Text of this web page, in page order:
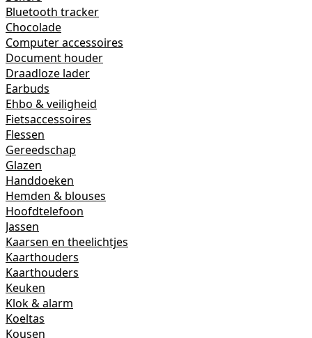
Bluetooth tracker
Chocolade
Computer accessoires
Document houder
Draadloze lader
Earbuds
Ehbo & veiligheid
Fietsaccessoires
Flessen
Gereedschap
Glazen
Handdoeken
Hemden & blouses
Hoofdtelefoon
Jassen
Kaarsen en theelichtjes
Kaarthouders
Kaarthouders
Keuken
Klok & alarm
Koeltas
Kousen